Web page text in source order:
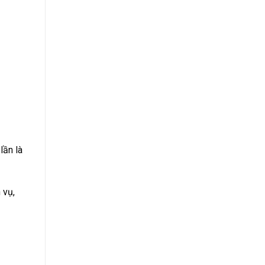
là
vụ,